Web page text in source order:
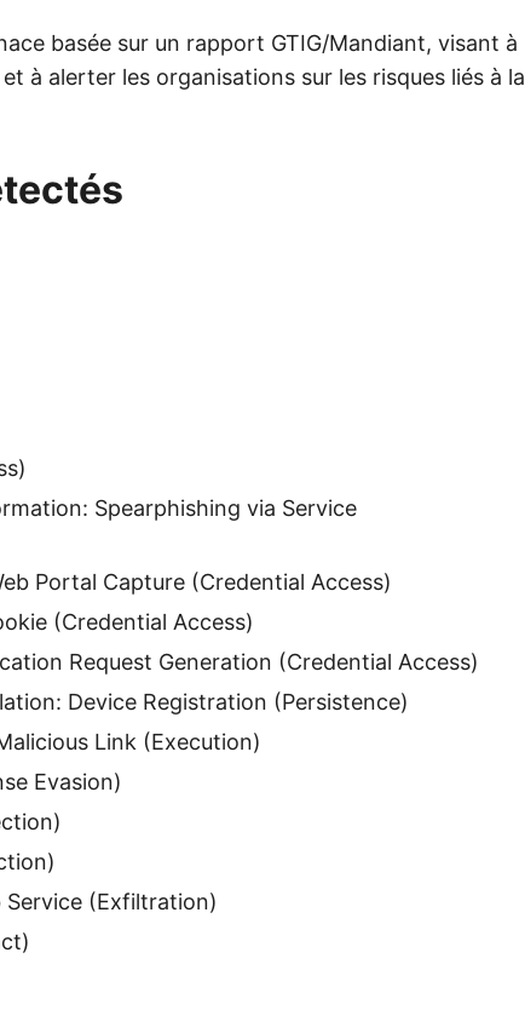
basée sur un rapport GTIG/Mandiant, visant à
à alerter les organisations sur les risques liés à la
Spearphishing via Service
Portal Capture (Credential Access)
(Credential Access)
Request Generation (Credential Access)
Device Registration (Persistence)
Link (Execution)
Evasion)
(Exfiltration)